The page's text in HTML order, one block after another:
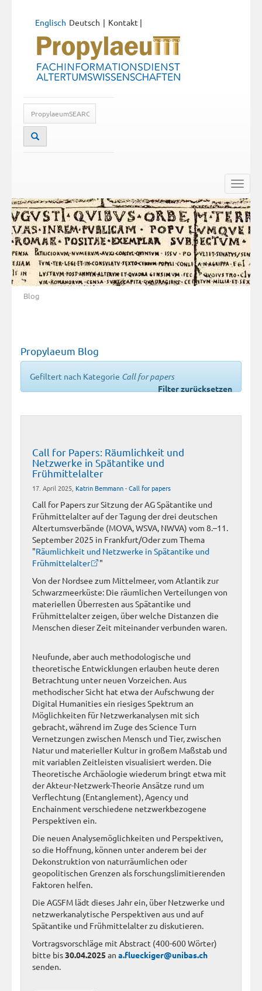
Deutsch
Englisch Kontakt |
Toggle
Blog
Propylaeum Blog
Gefiltert nach Kategorie Call for papers
Filter zurücksetzen
Call for Papers: Räumlichkeit und
Netzwerke in Spätantike und
Frühmittelalter
17. April 2025, Katrin Bemmann-Call for papers
Call for Papers zur Sitzung der AG Spätantike und
Frühmittelalter auf der Tagung der drei deutschen
Altertumsverbände (MOVA, WSVA, NWVA) vom 8.–11.
September 2025 in Frankfurt/Oder zum Thema
"Räumlichkeit und Netzwerke in Spätantike und
Frühmittelalter
"
Von der Nordsee zum Mittelmeer, vom Atlantik zur
Schwarzmeerküste: Die räumlichen Verteilungen von
materiellen Überresten aus Spätantike und
Frühmittelalter zeigen, über welche Distanzen die
Menschen dieser Zeit miteinander verbunden waren.
Neufunde, aber auch methodologische und
theoretische Entwicklungen erlauben heute deren
Betrachtung unter neuen Vorzeichen. Aus
methodischer Sicht hat etwa der Aufschwung der
Digital Humanities ein riesiges Spektrum an
Möglichkeiten für Netzwerkanalysen mit sich
gebracht, während im Zuge des Science Turn
Vernetzungen zwischen Mensch und Tier, zwischen
Natur und materieller Kultur in großem Maßstab und
mit variablen Zeitleisten visualisiert werden. Die
Theoretische Archäologie wiederum bringt etwa mit
der Akteur-Netzwerk-Theorie Ansätze rund um
Verflechtung (Entanglement), Agency und
Enchainment verschiedene netzwerkbezogene
Perspektiven ein.
Die neuen Analysemöglichkeiten und Perspektiven,
so die Hoffnung, können unter anderem bei der
Dekonstruktion von naturräumlichen oder
geopolitischen Grenzen als forschungslimitierenden
Faktoren helfen.
Die AGSFM lädt dieses Jahr ein, über Netzwerke und
netzwerkanalytische Perspektiven aus und auf
Spätantike und Frühmittelalter zu diskutieren.
Vortragsvorschläge mit Abstract (400-600 Wörter)
bitte bis30.04.2025 an a.flueckiger@unibas.ch
senden.